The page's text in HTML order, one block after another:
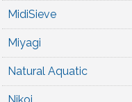
MidiSieve
Miyagi
Natural Aquatic
Nikoi